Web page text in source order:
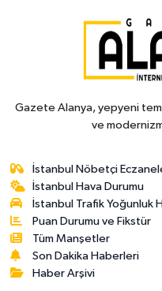
Gazete Alanya, yepyeni
ve
İstanbul Nöbetçi
İstanbul Hava Durumu
İstanbul Trafik Yoğunluk
Puan Durumu ve Fikstür
Tüm Manşetler
Son Dakika Haberleri
Haber Arşivi